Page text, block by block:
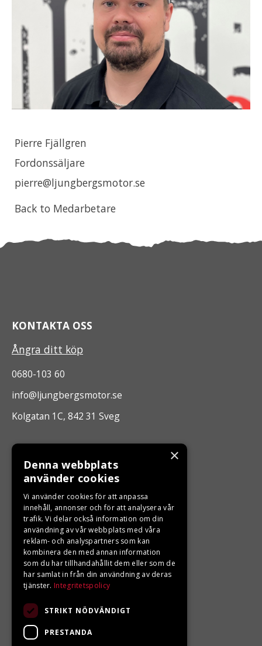
Pierre Fjällgren
Fordonssäljare
pierre@ljungbergsmotor.se
Back to Medarbetare
KONTAKTA OSS
Ångra ditt köp
0680-103 60
info@ljungbergsmotor.se
Kolgatan 1C, 842 31 Sveg
ÖPPETTIDER
Måndag - Fredag 10.00 -17.00
LJUNGBERGS MOTOR
Din BRP återförsäljare i Sveg!
×
Denna webbplats
använder cookies
Vi använder cookies för att anpassa
innehåll, annonser och för att analysera vår
trafik. Vi delar också information om din
användning av vår webbplats med våra
reklam- och analyspartners som kan
kombinera den med annan information
som du har tillhandahållit dem eller som de
har samlat in från din användning av deras
tjänster. Integritetspolicy
STRIKT NÖDVÄNDIGT
PRESTANDA